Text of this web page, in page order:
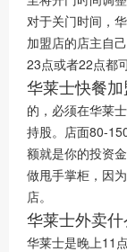
对于关门时间，
加盟店的店主自
23点或者22点都可
华莱士快餐加
的，必须在华莱
持股。店面80-
额就是你的投资
做甩手掌柜，因
店。
华莱士外卖
华莱士是晚上11